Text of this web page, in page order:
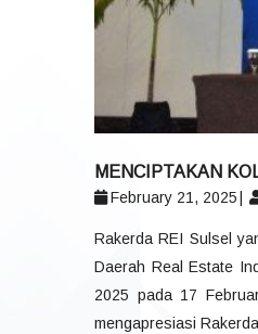
MENCIPTAKAN
February 21, 2025
Rakerda REI Sulsel
Daerah Real Estate
2025 pada 17
mengapresiasi